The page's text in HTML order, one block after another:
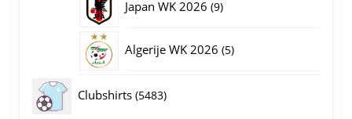
Japan WK 2026 99
Algerije WK 2026 55
Clubshirts 54835483